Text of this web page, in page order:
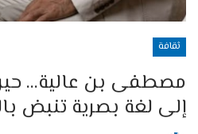
ثقافة
مصطفى بن عالية…
إلى لغة بصرية تنبض